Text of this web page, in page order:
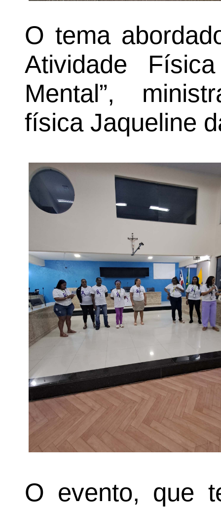
O tema
Atividade
Mental”,
física Jaqueline
O evento, que